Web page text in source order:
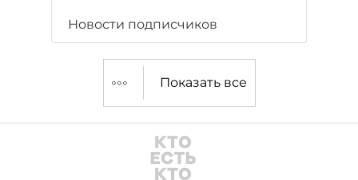
Новости подписчиков
Показать все